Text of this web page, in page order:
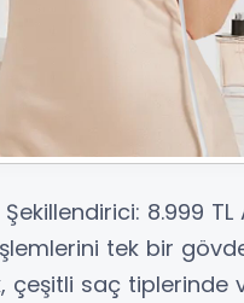
8.999
tek bir
çeşitli saç tiplerinde